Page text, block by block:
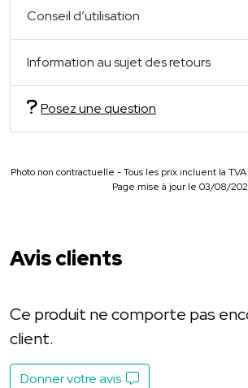
Conseil d’utilisation
Information au sujet des retours
Posez une question
Photo non contractuelle - Tous les prix incluent la
Page mise à jour le 03/08/
Avis clients
Ce produit ne comporte pas
client.
Donner votre avis